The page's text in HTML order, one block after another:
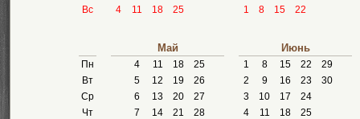
Вс
4
11 18 25
1
8 15 22
Пн
Вт
Ср
Чт
Май
4 11 18
25
5
12 19
26
6
13 20
27
7
14 21
28
Июнь
1 8 15 22
29
2
9 16 23
30
3
10 17
24
4
11 18
25